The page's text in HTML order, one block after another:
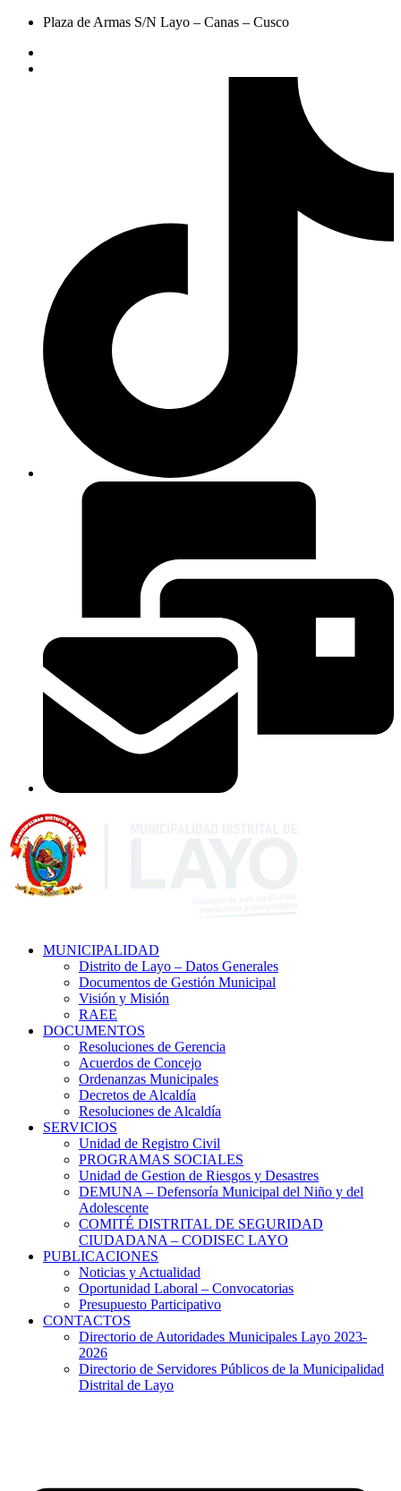
Plaza de Armas S/N Layo – Canas – Cusco
MUNICIPALIDAD
Distrito de Layo – Datos Generales
Documentos de Gestión Municipal
Visión y Misión
RAEE
DOCUMENTOS
Resoluciones de Gerencia
Acuerdos de Concejo
Ordenanzas Municipales
Decretos de Alcaldía
Resoluciones de Alcaldía
SERVICIOS
Unidad de Registro Civil
PROGRAMAS SOCIALES
Unidad de Gestion de Riesgos y Desastres
DEMUNA – Defensoría Municipal del Niño y del
Adolescente
COMITÉ DISTRITAL DE SEGURIDAD
CIUDADANA – CODISEC LAYO
PUBLICACIONES
Noticias y Actualidad
Oportunidad Laboral – Convocatorias
Presupuesto Participativo
CONTACTOS
Directorio de Autoridades Municipales Layo 2023-
2026
Directorio de Servidores Públicos de la Municipalidad
Distrital de Layo